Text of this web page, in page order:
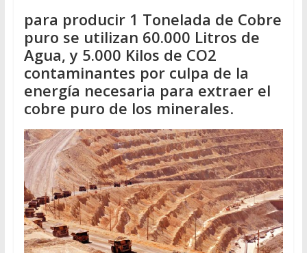
para producir 1 Tonelada de Cobre
puro se utilizan 60.000 Litros de
Agua, y 5.000 Kilos de CO2
contaminantes por culpa de la
energía necesaria para extraer el
cobre puro de los minerales.